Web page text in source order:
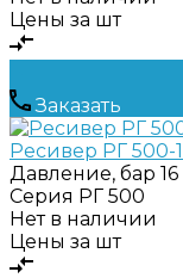
Цены за шт
Заказать
Ресивер РГ 500-
Давление, бар 16
Серия РГ 500
Нет в наличии
Цены за шт